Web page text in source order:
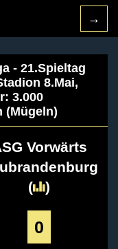
→
- 21.Spieltag
8.Mai,
3.000
(Mügeln)
Vorwärts
(
)
0